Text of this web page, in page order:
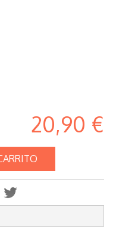
20,90 €